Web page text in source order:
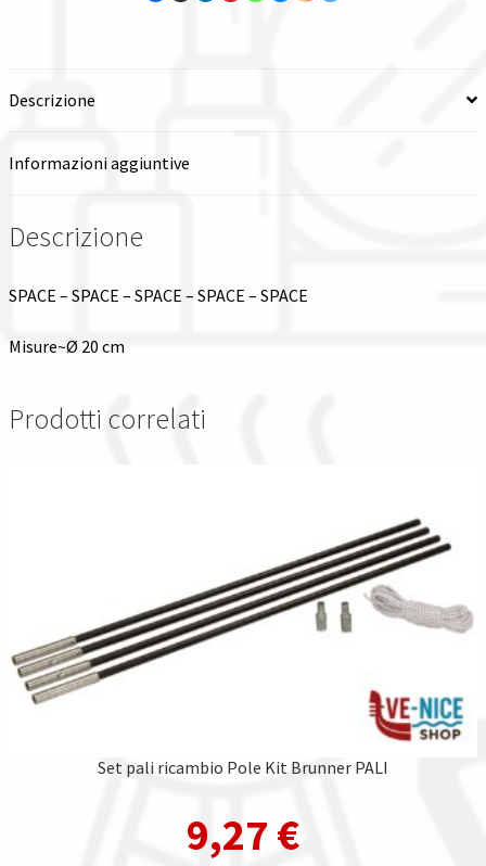
Checkout
Il mio account
Descrizione
Informazioni aggiuntive
Descrizione
SPACE – SPACE – SPACE – SPACE – SPACE
Misure~Ø 20 cm
Prodotti correlati
Set pali ricambio Pole Kit Brunner PALI
9,27 €